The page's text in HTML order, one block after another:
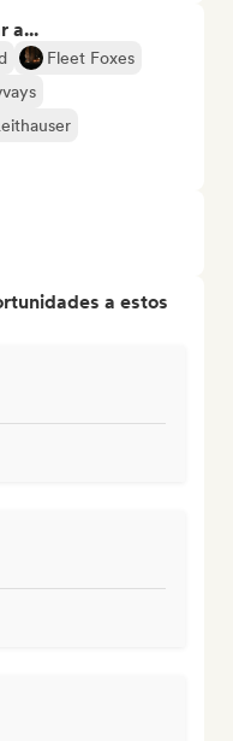
a...
Fleet Foxes
a estos